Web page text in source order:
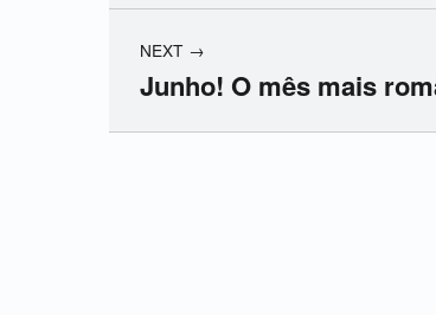
NEXT
Junho! O mês mais
Skip back to main navigation